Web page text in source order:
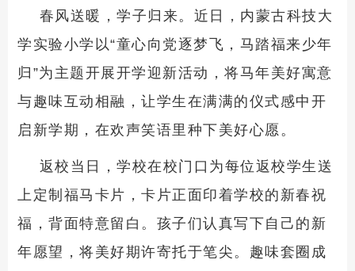
春风送暖，学子归来。近日，内蒙古科技大
学实验小学以“童心向党逐梦飞，马踏福来少年
归”为主题开展开学迎新活动，将马年美好寓意
与趣味互动相融，让学生在满满的仪式感中开
启新学期，在欢声笑语里种下美好心愿。
返校当日，学校在校门口为每位返校学生送
上定制福马卡片，卡片正面印着学校的新春祝
福，背面特意留白。孩子们认真写下自己的新
年愿望，将美好期许寄托于笔尖。趣味套圈成